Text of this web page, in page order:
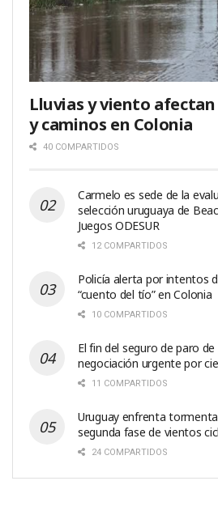
Lluvias y viento
y caminos en Colonia
40 COMPARTIDOS
Carmelo es sede de la
selección uruguaya de
Juegos ODESUR
12 COMPARTIDOS
Policía alerta por intentos
“cuento del tío” en Colonia
10 COMPARTIDOS
El fin del seguro de paro de
negociación urgente por
11 COMPARTIDOS
Uruguay enfrenta
segunda fase de vientos
24 COMPARTIDOS